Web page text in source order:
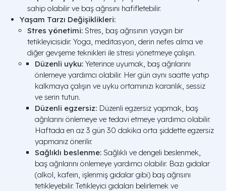
sahip olabilir ve baş ağrısını hafifletebilir.
Yaşam Tarzı Değişiklikleri:
Stres yönetimi: Stres, baş ağrısının yaygın bir
tetikleyicisidir. Yoga, meditasyon, derin nefes alma ve
diğer gevşeme teknikleri ile stresi yönetmeye çalışın.
Düzenli uyku: Yeterince uyumak, baş ağrılarını
önlemeye yardımcı olabilir. Her gün aynı saatte yatıp
kalkmaya çalışın ve uyku ortamınızı karanlık, sessiz
ve serin tutun.
Düzenli egzersiz: Düzenli egzersiz yapmak, baş
ağrılarını önlemeye ve tedavi etmeye yardımcı olabilir.
Haftada en az 3 gün 30 dakika orta şiddette egzersiz
yapmanız önerilir.
Sağlıklı beslenme: Sağlıklı ve dengeli beslenmek,
baş ağrılarını önlemeye yardımcı olabilir. Bazı gıdalar
(alkol, kafein, işlenmiş gıdalar gibi) baş ağrısını
tetikleyebilir. Tetikleyici gıdaları belirlemek ve